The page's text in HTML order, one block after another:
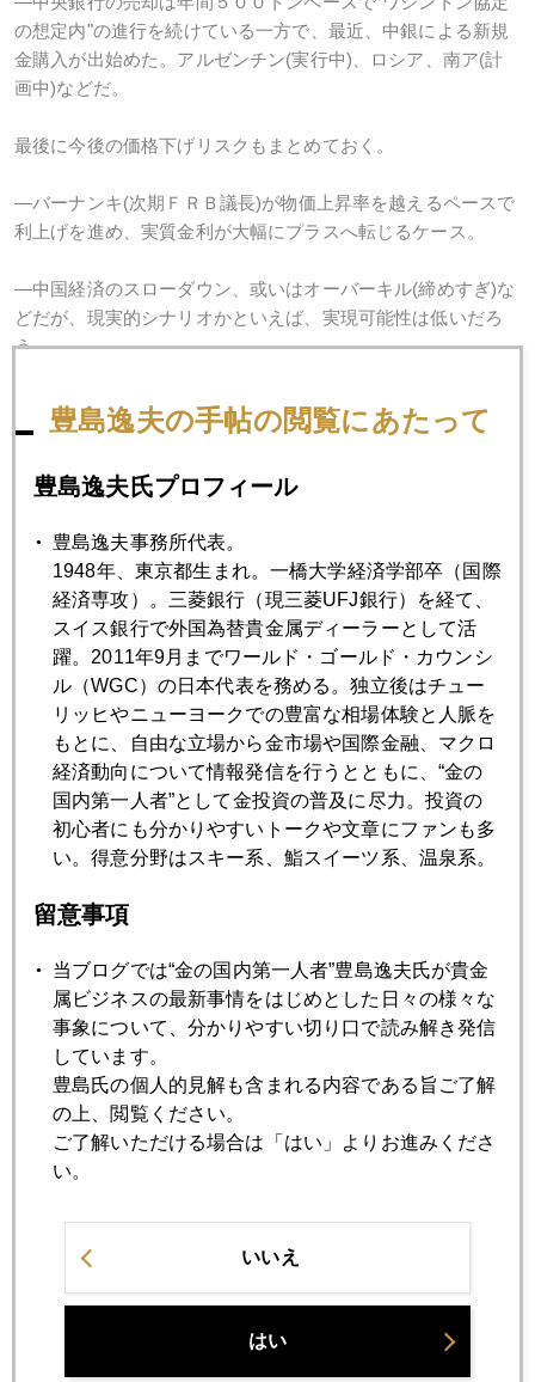
の想定内"の進行を続けている一方で、最近、中銀による新規
金購入が出始めた。アルゼンチン(実行中)、ロシア、南ア(計
画中)などだ。
最後に今後の価格下げリスクもまとめておく。
―バーナンキ(次期ＦＲＢ議長)が物価上昇率を越えるペースで
利上げを進め、実質金利が大幅にプラスへ転じるケース。
―中国経済のスローダウン、或いはオーバーキル(締めすぎ)な
どだが、現実的シナリオかといえば、実現可能性は低いだろ
う。
結局、米国人が過剰消費、過小貯蓄を反省し、中国が過剰貯
蓄、過小消費を反省し、それぞれが国民のライフスタイルを
は解決しないのだ。
ここまで来ると、とにかく５００ドルの声を聞かないと収ま
らないだろう。そして、５００ドルになれば、オーバーシュ
ートが起きる。しかし、５００ドルで落ち着くには未だ時間
がかかる。乱高下を経て、やがて新たな需給均衡点として５
００ドルに収斂しよう。
2005年
1月 2月 3月 5月 6月 7月
8月 9月 10月 11月 12月
2005年11月29日
５００ドル達成
2005年11月24日
プーチン金準備増強発言
2005年11月22日
2005年11月17日
豊島逸夫の手帖の閲覧にあたって
豊島逸夫氏プロフィール
豊島逸夫事務所代表。
1948年、東京都生まれ。一橋大学経済学部卒（国際
経済専攻）。三菱銀行（現三菱UFJ銀行）を経て、
スイス銀行で外国為替貴金属ディーラーとして活
躍。2011年9月までワールド・ゴールド・カウンシ
ル（WGC）の日本代表を務める。独立後はチュー
リッヒやニューヨークでの豊富な相場体験と人脈を
もとに、自由な立場から金市場や国際金融、マクロ
経済動向について情報発信を行うとともに、“金の
国内第一人者”として金投資の普及に尽力。投資の
初心者にも分かりやすいトークや文章にファンも多
い。得意分野はスキー系、鮨スイーツ系、温泉系。
留意事項
当ブログでは“金の国内第一人者”豊島逸夫氏が貴金
属ビジネスの最新事情をはじめとした日々の様々な
事象について、分かりやすい切り口で読み解き発信
しています。
豊島氏の個人的見解も含まれる内容である旨ご了解
の上、閲覧ください。
ご了解いただける場合は「はい」よりお進みくださ
い。
いいえ
はい